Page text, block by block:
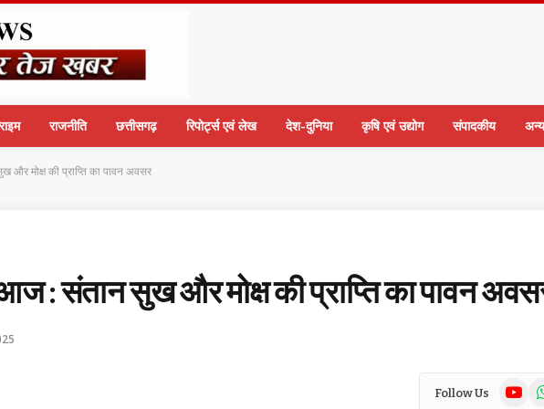
राजनीति छत्तीसगढ़ रिपोर्ट्स एवं लेख देश-दुनिया कृषि एवं उद्योग संपादकीय अन्य
और मोक्ष की प्राप्ति का पावन अवसर
: संतान सुख और मोक्ष की प्राप्ति का पावन
Follow Us